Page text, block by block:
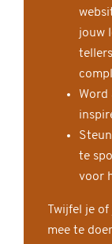
jouw
Word
te
voor
Twijfel je
mee te